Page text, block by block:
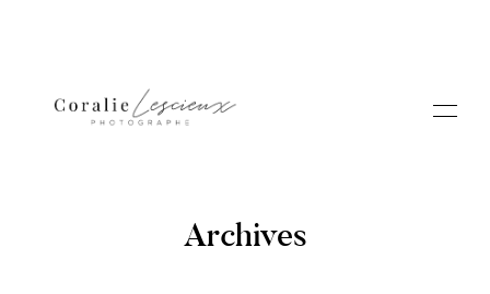
Archives